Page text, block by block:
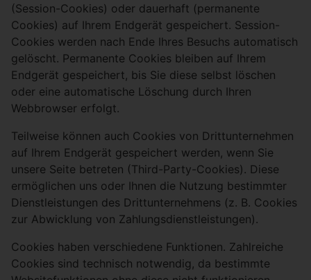
(Session-Cookies) oder dauerhaft (permanente
Cookies) auf Ihrem Endgerät gespeichert. Session-
Cookies werden nach Ende Ihres Besuchs automatisch
gelöscht. Permanente Cookies bleiben auf Ihrem
Endgerät gespeichert, bis Sie diese selbst löschen
oder eine automatische Löschung durch Ihren
Webbrowser erfolgt.
Teilweise können auch Cookies von Drittunternehmen
auf Ihrem Endgerät gespeichert werden, wenn Sie
unsere Seite betreten (Third-Party-Cookies). Diese
ermöglichen uns oder Ihnen die Nutzung bestimmter
Dienstleistungen des Drittunternehmens (z. B. Cookies
zur Abwicklung von Zahlungsdienstleistungen).
Cookies haben verschiedene Funktionen. Zahlreiche
Cookies sind technisch notwendig, da bestimmte